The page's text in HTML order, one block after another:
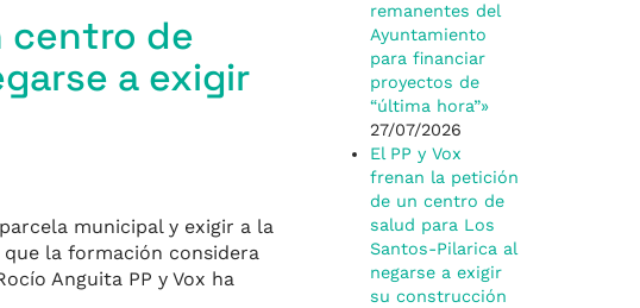
centro de
a exigir
municipal y exigir a la
la formación considera
Anguita PP y Vox ha
remanentes del
Ayuntamiento
para financiar
proyectos de
“última hora”»
27/07/2026
El PP y Vox
frenan la petición
de un centro de
salud para Los
Santos-Pilarica al
negarse a exigir
su construcción